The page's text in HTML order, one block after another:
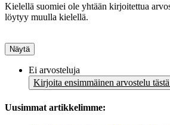
Kielellä suomiei ole yhtään kirjoitettua
löytyy muulla kielellä.
Näytä
Ei arvosteluja
Kirjoita ensimmäinen arvostelu tästä
Uusimmat artikkelimme: